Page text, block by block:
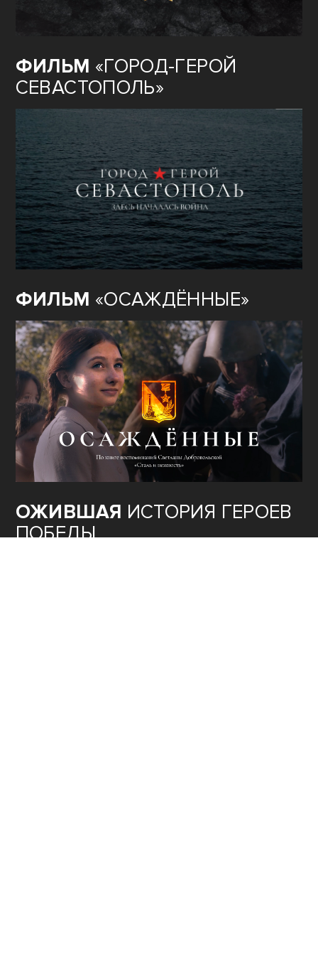
ФИЛЬМ «ГОРОД-ГЕРОЙ
СЕВАСТОПОЛЬ»
ФИЛЬМ «ОСАЖДЁННЫЕ»
ОЖИВШАЯ ИСТОРИЯ ГЕРОЕВ
ПОБЕДЫ